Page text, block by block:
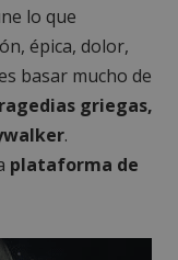
lo que
épica, dolor,
basar mucho de
griegas,
.
plataforma de